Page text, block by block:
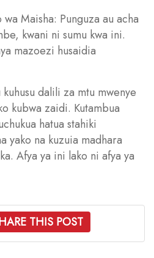
Maisha: Punguza au acha
kwani ni sumu kwa ini.
mazoezi husaidia
dalili za mtu mwenye
kubwa zaidi. Kutambua
hatua stahiki
yako na kuzuia madhara
Afya ya ini lako ni afya ya
THIS POST